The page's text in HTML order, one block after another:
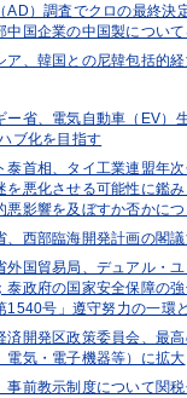
AD）調査でクロの最終
中国企業の中国製につい
ア、韓国との尼韓包括的
ー省、電気自動車（EV）
ブ化を目指す
泰首相、タイ工業連盟年
を悪化させる可能性に鑑
悪影響を及ぼすか否かに
、西部臨海開発計画の閣
外国貿易局、デュアル・
泰政府の国家安全保障の
1540号」遵守努力の一環
済開発区政策委員会、最
電気・電子機器等）に拡大
事前教示制度について関